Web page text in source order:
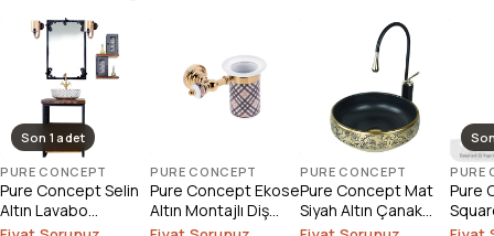
Son 1 adet
PURE CONCEPT
Pure Concept Selin
Altın Lavabo
Bataryası (Outlet)
PURE CONCEPT
Pure Concept Ekose
Altın Montajlı Diş
Fırçalık
PURE CONCEPT
Pure Concept Mat
Siyah Altın Çanak
Lavabo
PURE
Pure